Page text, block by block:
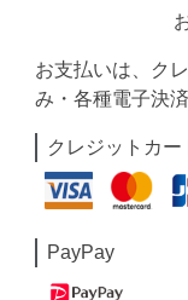
お支払いは、ク
み・各種電子決
クレジットカー
PayPay